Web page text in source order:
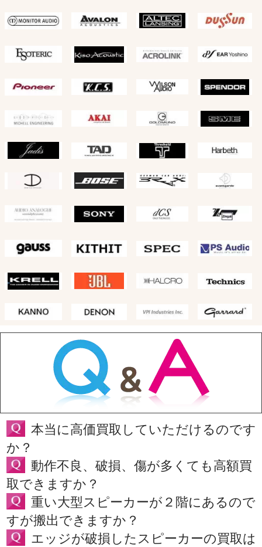
本当に高価買取していただけるのです
か？
動作不良、破損、傷が多くても高額買
取できますか？
重い大型スピーカーが２階にあるので
すが搬出できますか？
エッジが破損したスピーカーの買取は